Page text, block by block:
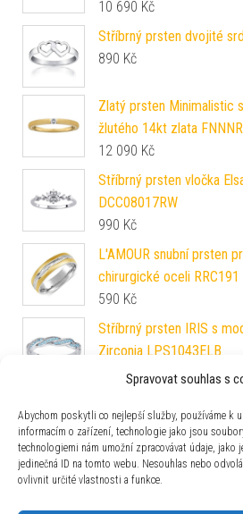
Spravovat souhlas s
Abychom poskytli co nejlepší služby, používáme k
informacím o zařízení, technologie jako jsou
technologiemi nám umožní zpracovávat údaje, jako
jedinečná ID na tomto webu. Nesouhlas nebo
ovlivnit určité vlastnosti a funkce.
10 690 Kč
Stříbrný prsten dvojité
890 Kč
Zlatý prsten Minimalistic
žlutého 14kt zlata
12 090 Kč
Stříbrný prsten vločka
DCC08017RW
990 Kč
L'AMOUR snubní prsten
chirurgické oceli RRC191
590 Kč
Stříbrný prsten IRIS s
Zirconia LPS1043ELB
1 490Kč
JJJR0222
2 290 Kč
Snubní stříbrný prsten